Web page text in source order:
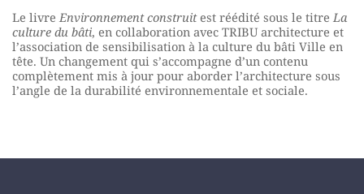
Le livre Environnement construitest réédité sous le titre La
culture du bâti, en collaboration avec TRIBU architecture et
l’association de sensibilisation à la culture du bâti Ville en
tête. Un changement qui s’accompagne d’un contenu
complètement mis à jour pour aborder l’architecture sous
l’angle de la durabilité environnementale et sociale.